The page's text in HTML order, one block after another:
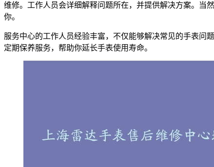
维修。工作人员会详细解释问题所在，并提供解决方案。当
你。
服务中心的工作人员经验丰富，不仅能够解决常见的手表问
定期保养服务，帮助你延长手表使用寿命。